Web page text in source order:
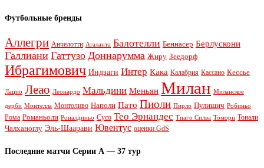
Футбольные бренды
Аллегри Анчелотти Аталанта Балотелли Беннасер Берлускони
Галлиани Гаттузо Доннарумма Жиру Зеедорф
Ибрагимович Индзаги Интер Кака Калабрия Кассано Кессье
Лацио Леао Леонардо Мальдини Меньян Милан Миланское
дерби Монтелла Монтоливо Наполи Пато Пиоли Пирло Пулишич Робиньо
Рома Романьоли Роналдиньо Сусо Тео Эрнандес Тиаго Силва Томори Тонали
Чалханоглу Эль-Шаарави Ювентус оценки GdS
Последние матчи Серии А — 37 тур